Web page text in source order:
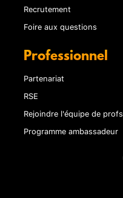
Recrutement
Foire aux questions
Professionnel
Partenariat
RSE
Rejoindre l'équipe de profs
Programme ambassadeur